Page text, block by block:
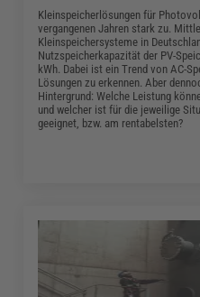
Kleinspeicherlösungen für
vergangenen Jahren stark zu.
Kleinspeichersysteme in
Nutzspeicherkapazität der PV-
kWh. Dabei ist ein Trend von AC-
Lösungen zu erkennen. Aber
Hintergrund: Welche Leistung
und welcher ist für die jeweilige
geeignet, bzw. am rentabelsten?